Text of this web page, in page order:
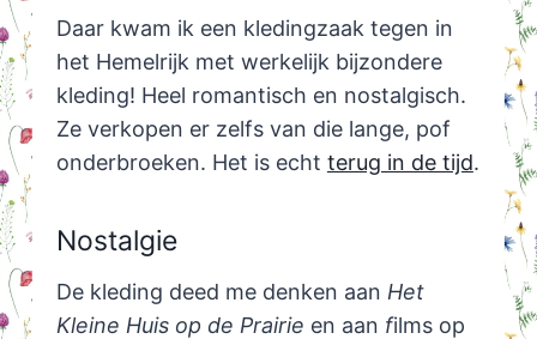
Daar kwam ik een kledingzaak tegen in
het Hemelrijk met werkelijk bijzondere
kleding! Heel romantisch en nostalgisch.
Ze verkopen er zelfs van die lange, pof
onderbroeken. Het is echt terug in de tijd.
Nostalgie
De kleding deed me denken aan Het
Kleine Huis op de Prairie en aan films op